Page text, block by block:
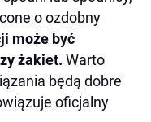
o ozdobny
może być
żakiet. Warto
będą dobre
oficjalny